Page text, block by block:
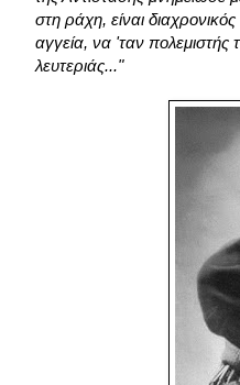
στη ράχη, είναι
αγγεία, να 'ταν
λευτεριάς..."